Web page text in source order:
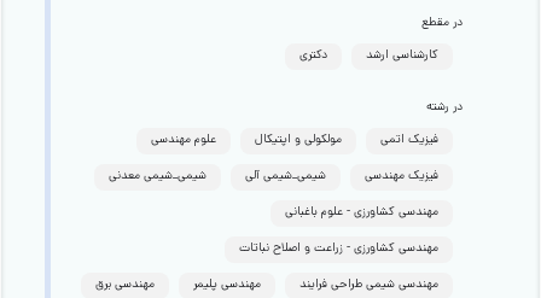
در مقطع
کارشناسی ارشد
دکتری
در رشته
فیزیک اتمی
مولکولی و اپتیکال
علوم مهندسی
فیزیک مهندسی
شیمی_شیمی آلی
شیمی_شیمی معدنی
مهندسی کشاورزی - علوم باغبانی
مهندسی کشاورزی - زراعت و اصلاح نباتات
مهندسی شیمی طراحی فرایند
مهندسی پلیمر
مهندسی برق